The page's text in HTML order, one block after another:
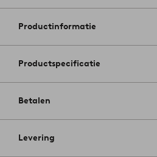
Productinformatie
Productspecificatie
Betalen
Levering